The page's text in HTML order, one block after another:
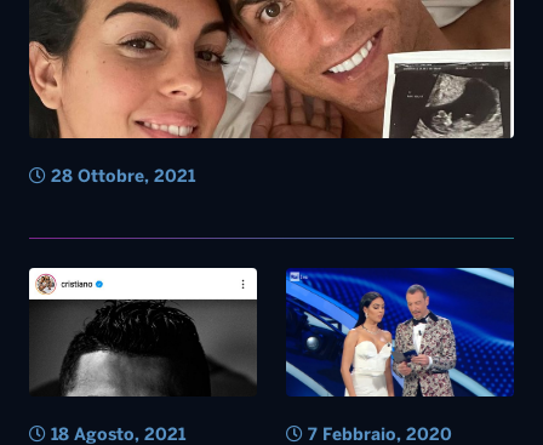
28 Ottobre, 2021
18 Agosto, 2021 7 Febbraio, 2020